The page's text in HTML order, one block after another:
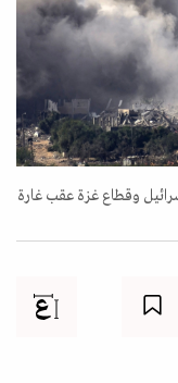
وقطاع غزة عقب غارة